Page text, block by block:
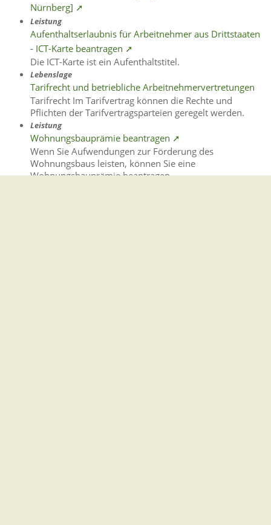
Nürnberg] ➚
Leistung
Aufenthaltserlaubnis für Arbeitnehmer aus Drittstaaten
- ICT-Karte beantragen ➚
Die ICT-Karte ist ein Aufenthaltstitel.
Lebenslage
Tarifrecht und betriebliche Arbeitnehmervertretungen
Tarifrecht Im Tarifvertrag können die Rechte und
Pflichten der Tarifvertragsparteien geregelt werden.
Leistung
Wohnungsbauprämie beantragen ➚
Wenn Sie Aufwendungen zur Förderung des
Wohnungsbaus leisten, können Sie eine
Wohnungsbauprämie beantragen.